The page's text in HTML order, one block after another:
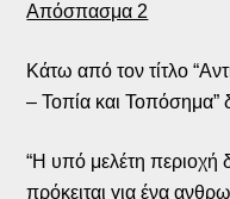
Απόσπασμα 2
Κάτω από τον τίτλο
– Τοπία και Τοπόσημα”
“Η υπό μελέτη περιοχή
πρόκειται για ένα